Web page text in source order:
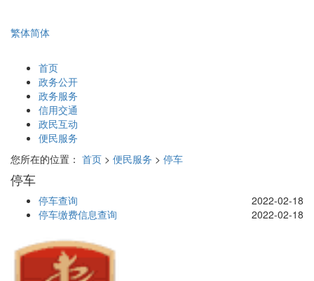
繁体简体
首页
政务公开
政务服务
信用交通
政民互动
便民服务
您所在的位置： 首页 > 便民服务 > 停车
停车
停车查询
2022-02-18
停车缴费信息查询
2022-02-18